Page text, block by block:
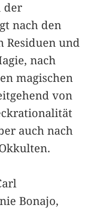
der
nach den
Residuen und
nach
magischen
von
auch nach
Bonajo,